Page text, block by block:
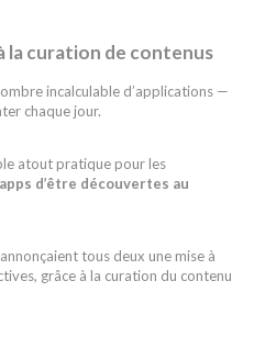
la curation de contenus
incalculable d’applications —
chaque jour.
atout pratique pour les
d’être découvertes au
tous deux une mise à
grâce à la curation du contenu